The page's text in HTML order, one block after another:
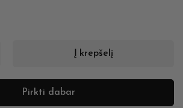
Į krepšelį
Pirkti dabar